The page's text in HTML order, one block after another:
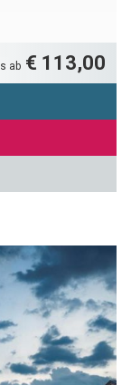
ab € 113,00